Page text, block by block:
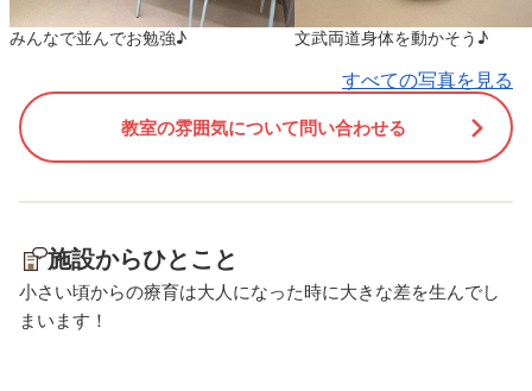
「なんとなく疲れやすい
「ちょっと気分が落ち込
そんな様子が見られるこ
も、この時期にはよくあ
とです。 今は無理に「が
れ！」と言わず、少しず
みんなで並んでお勉強♪ 文武両道身体を動かそう♪
すべての写真を見る
教室の雰囲気について問い合わせる
施設からひとこと
小さい頃からの療育は大人になった時に大きな差を生んでし
まいます！